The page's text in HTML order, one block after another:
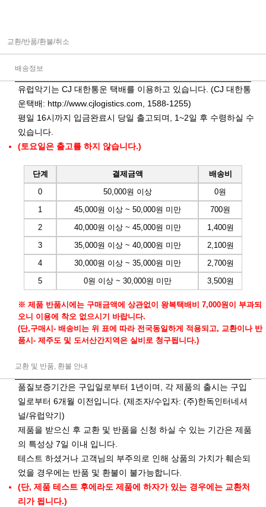
교환/반품/환불/취소
배송정보
유럽악기는 CJ 대한통운 택배를 이용하고 있습니다. (CJ 대한통
운택배: http://www.cjlogistics.com, 1588-1255)
평일 16시까지 입금완료시 당일 출고되며, 1~2일 후 수령하실 수
있습니다.
(토요일은 출고를 하지 않습니다.)
단계 결제금액
배송비
0
50,000원 이상
0원
1
45,000원 이상 ~ 50,000원 미만
700원
2
40,000원 이상 ~ 45,000원 미만
1,400원
3
35,000원 이상 ~ 40,000원 미만
2,100원
4
30,000원 이상 ~ 35,000원 미만
2,700원
5
0원 이상 ~ 30,000원 미만 3,500원
※ 제품 반품시에는 구매금액에 상관없이 왕복택배비 7,000원이 부과되
오니 이용에 착오 없으시기 바랍니다.
(단,구매시- 배송비는 위 표에 따라 전국동일하게 적용되고, 교환이나 반
품시- 제주도 및 도서산간지역은 실비로 청구됩니다.)
교환 및 반품, 환불 안내
품질보증기간은 구입일로부터 1년이며, 각 제품의 출시는 구입
일로부터 6개월 이전입니다. (제조자/수입자: (주)한독인터네셔
널/유럽악기)
제품을 받으신 후 교환 및 반품을 신청 하실 수 있는 기간은 제품
의 특성상 7일 이내 입니다.
테스트 하셨거나 고객님의 부주의로 인해 상품의 가치가 훼손되
었을 경우에는 반품 및 환불이 불가능합니다.
(단, 제품 테스트 후에라도 제품에 하자가 있는 경우에는 교환처
리가 됩니다.)